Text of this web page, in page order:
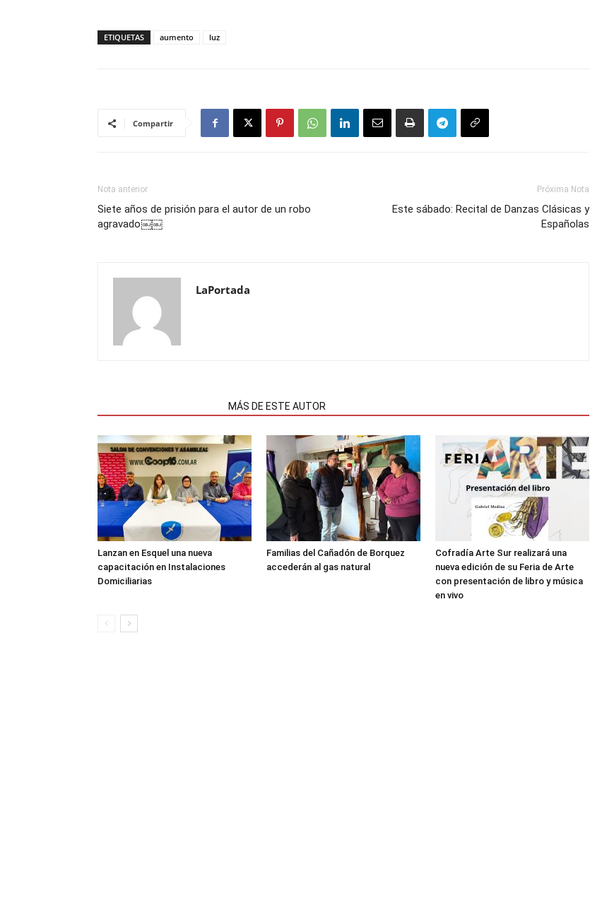
ETIQUETAS aumento luz
Compartir
Nota anterior
Siete años de prisión para el autor de un robo
agravado￼￼
Próxima Nota
Este sábado: Recital de Danzas Clásicas y
Españolas
LaPortada
MÁS DE ESTE AUTOR
Lanzan en Esquel una nueva
capacitación en Instalaciones
Domiciliarias
Familias del Cañadón de Borquez
accederán al gas natural
Cofradía Arte Sur realizará una
nueva edición de su Feria de Arte
con presentación de libro y música
en vivo